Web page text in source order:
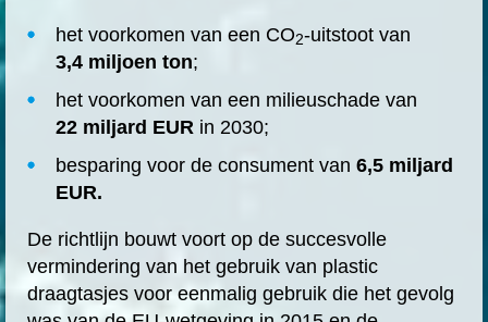
het voorkomen van een CO2-uitstoot van
3,4 miljoen ton;
het voorkomen van een milieuschade van
22 miljard EUR in 2030;
besparing voor de consument van 6,5 miljard
EUR.
De richtlijn bouwt voort op de succesvolle
vermindering van het gebruik van plastic
draagtasjes voor eenmalig gebruik die het gevolg